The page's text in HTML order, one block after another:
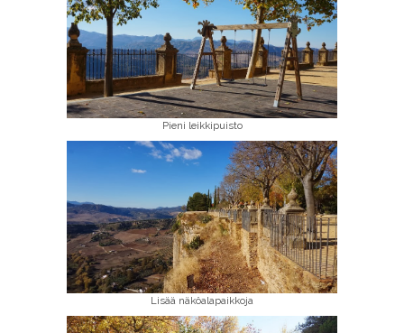
Pieni leikkipuisto
Lisää näköalapaikkoja